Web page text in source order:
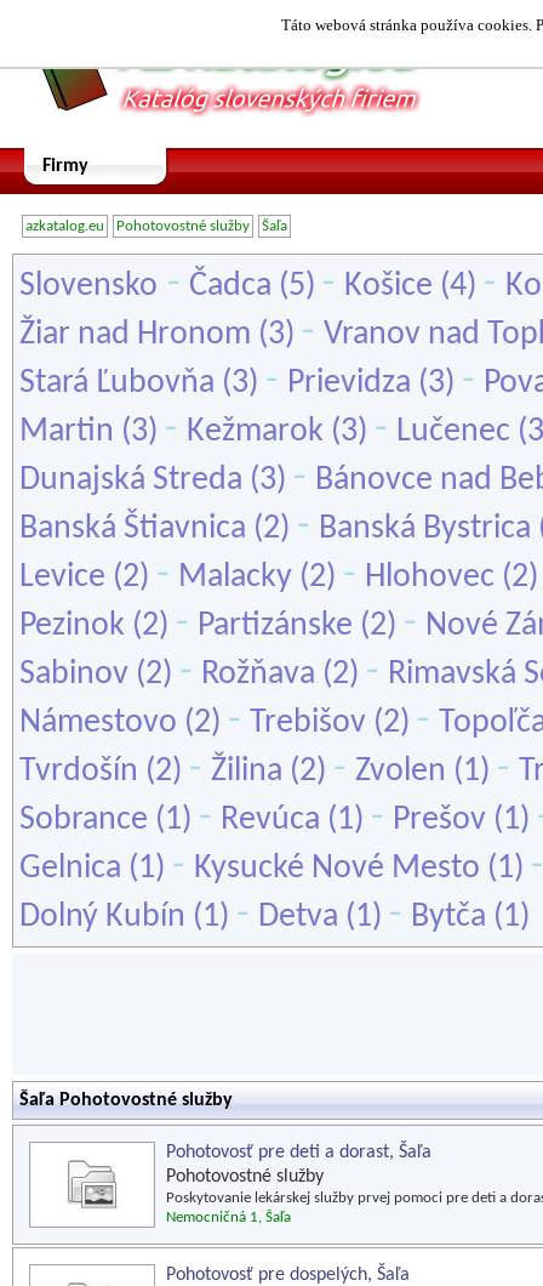
Táto webová stránka používa cookies.
Firmy
azkatalog.eu Pohotovostné služby Šaľa
Slovensko - Čadca (5) - Košice (4) -
Žiar nad Hronom (3) - Vranov nad
Stará Ľubovňa (3) - Prievidza (3) -
Martin (3) - Kežmarok (3) - Lučenec
Dunajská Streda (3) - Bánovce nad
Banská Štiavnica (2) - Banská Bystrica
Levice (2) - Malacky (2) - Hlohovec
Pezinok (2) - Partizánske (2) - Nové
Sabinov (2) - Rožňava (2) - Rimavská
Námestovo (2) - Trebišov (2) -
Tvrdošín (2) - Žilina (2) - Zvolen (1) -
Sobrance (1) - Revúca (1) - Prešov (1)
Gelnica (1) - Kysucké Nové Mesto (1)
Dolný Kubín (1) - Detva (1) - Bytča (1)
Šaľa Pohotovostné služby
Pohotovosť pre deti a dorast, Šaľa
Pohotovostné služby
Poskytovanie lekárskej služby prvej pomoci pre deti a
Nemocničná 1, Šaľa
Pohotovosť pre dospelých, Šaľa